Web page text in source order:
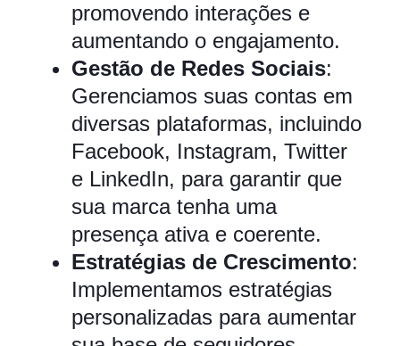
promovendo interações e
aumentando o engajamento.
Gestão de Redes Sociais:
Gerenciamos suas contas em
diversas plataformas, incluindo
Facebook, Instagram, Twitter
e LinkedIn, para garantir que
sua marca tenha uma
presença ativa e coerente.
Estratégias de Crescimento:
Implementamos estratégias
personalizadas para aumentar